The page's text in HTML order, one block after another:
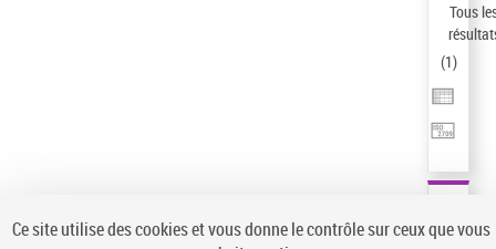
Tous
(1)
Ce site utilise des cookies et vous donne le contrôle sur ceux que vous